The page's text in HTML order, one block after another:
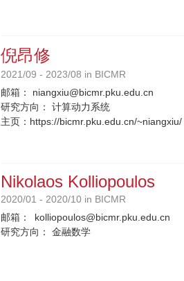
倪昂修
2021/09 - 2023/08 in BICMR
邮箱：
niangxiu@bicmr.pku.edu.cn
研究方向：
计算动力系统
主页： https://bicmr.pku.edu.cn/~niangxiu/
Nikolaos Kolliopoulos
2020/01 - 2020/10 in BICMR
邮箱：
kolliopoulos@bicmr.pku.edu.cn
研究方向：
金融数学